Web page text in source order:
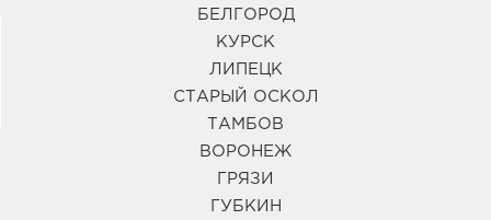
БЕЛГОРОД
КУРСК
ЛИПЕЦК
СТАРЫЙ ОСКОЛ
ТАМБОВ
ВОРОНЕЖ
ГРЯЗИ
ГУБКИН